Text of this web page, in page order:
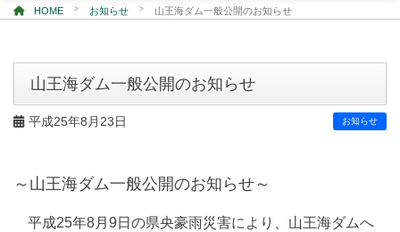
HOME > お知らせ > 山王海ダム一般公開のお知らせ
山王海ダム一般公開のお知らせ
平成25年8月23日 お知らせ
～山王海ダム一般公開のお知らせ～
平成25年8月9日の県央豪雨災害により、山王海ダムへ